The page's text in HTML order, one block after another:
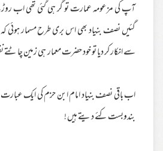
آپ کی مزعومہ عمارت تو گر ہی گئی تھی اب
گئیں نصف بنیاد بھی اس بری طرح مسمار ہوئی
سے انکار کر دیا تو خود حضرت معمار ہی زمین
اب باقی نصف بنیاد امام ابن حزم کی ایک
بندوبست کئے دیتے ہیں !